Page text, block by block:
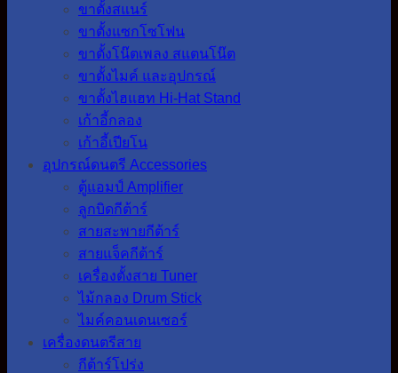
ขาตั้งสแนร์
ขาตั้งแซกโซโฟน
ขาตั้งโน๊ตเพลง สแตนโน๊ต
ขาตั้งไมค์ และอุปกรณ์
ขาตั้งไฮแฮท Hi-Hat Stand
เก้าอี้กลอง
เก้าอี้เปียโน
อุปกรณ์ดนตรี Accessories
ตู้แอมป์ Amplifier
ลูกบิดกีต้าร์
สายสะพายกีต้าร์
สายแจ็คกีต้าร์
เครื่องตั้งสาย Tuner
ไม้กลอง Drum Stick
ไมค์คอนเดนเซอร์
เครื่องดนตรีสาย
กีต้าร์โปร่ง